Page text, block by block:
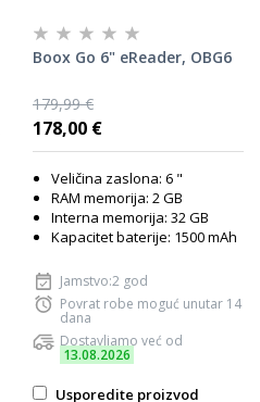
Boox Go 6" eReader, OBG6
179,99 €
178,00 €
Veličina zaslona: 6 "
RAM memorija: 2 GB
Interna memorija: 32 GB
Kapacitet baterije: 1500 mAh
Jamstvo:2 god
Povrat robe moguć unutar 14
dana
Dostavljamo već od
13.08.2026
Usporedite proizvod